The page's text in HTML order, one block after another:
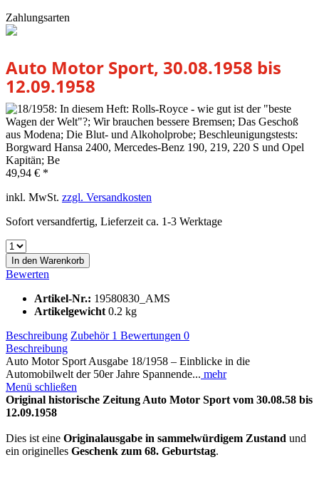
Zahlungsarten
Auto Motor Sport, 30.08.1958 bis
12.09.1958
49,94 € *
inkl. MwSt. zzgl. Versandkosten
Sofort versandfertig, Lieferzeit ca. 1-3 Werktage
In den Warenkorb
Bewerten
Artikel-Nr.: 19580830_AMS
Artikelgewicht 0.2 kg
Beschreibung Zubehör 1 Bewertungen 0
Beschreibung
Auto Motor Sport Ausgabe 18/1958 – Einblicke in die
Automobilwelt der 50er Jahre Spannende... mehr
Menü schließen
Original historische Zeitung Auto Motor Sport vom 30.08.58 bis
12.09.1958
Dies ist eine Originalausgabe in sammelwürdigem Zustand und
ein originelles Geschenk zum 68. Geburtstag.